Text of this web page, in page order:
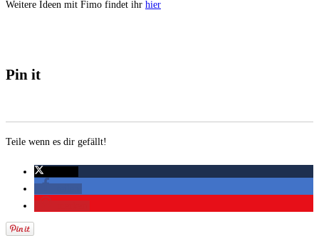
Weitere Ideen mit Fimo findet ihr hier
Pin it
Teile wenn es dir gefällt!